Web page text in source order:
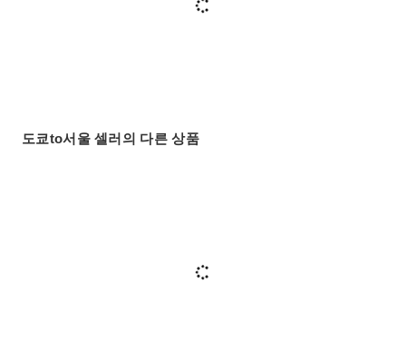
도쿄to서울 셀러의 다른 상품